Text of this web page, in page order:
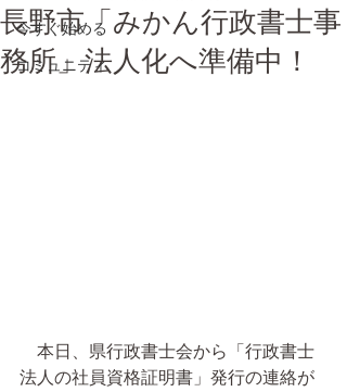
今すぐ始める
コミュニティ
長野市「みかん行政書士事
務所」法人化へ準備中！
本日、県行政書士会から「行政書士
法人の社員資格証明書」発行の連絡が